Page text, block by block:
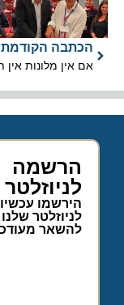
הכתבה הקודמת
אם אין מלונות אין
הרשמה
לניוזלטר
הירשמו עכשיו
לניוזלטר שלנו
להשאר